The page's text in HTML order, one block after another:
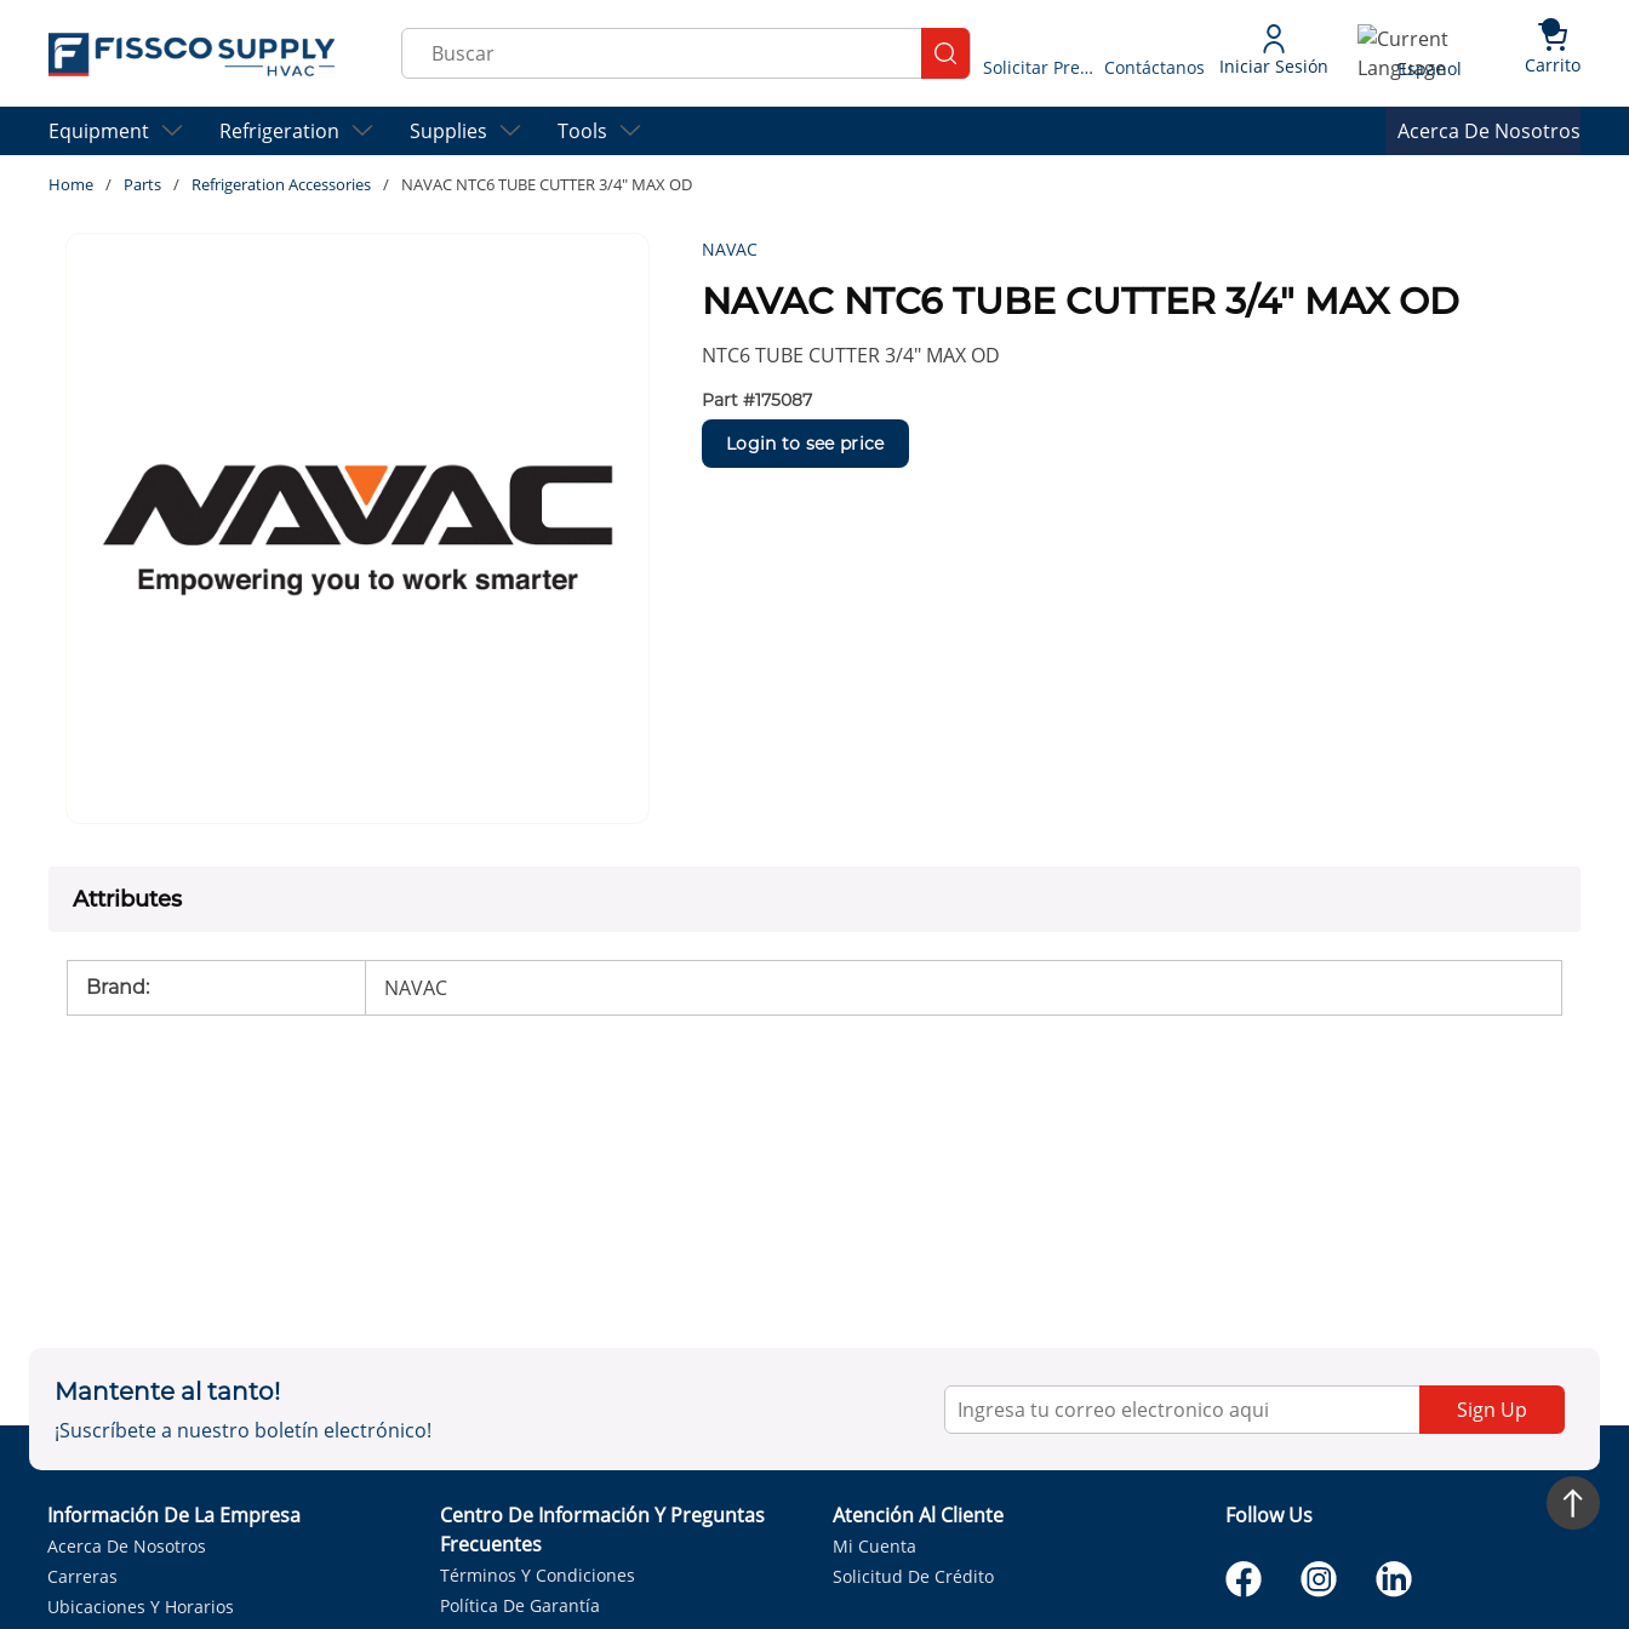
Skip to main content
Site Search
submit search
Solicitar Presupuesto Contáctanos Iniciar Sesión Language
Espanol Carrito{0}
Equipment Refrigeration Supplies Tools Acerca De Nosotros
Home / Parts / Refrigeration Accessories / NAVAC NTC6 TUBE CUTTER 3/4" MAX OD
NAVAC
NAVAC NTC6 TUBE CUTTER 3/4" MAX OD
NTC6 TUBE CUTTER 3/4" MAX OD
Part #175087
Login to see price
Attributes
Brand: NAVAC
Mantente al tanto!
¡Suscríbete a nuestro boletín electrónico!
Sign Up
Información De La Empresa
Acerca De Nosotros
Carreras
Ubicaciones Y Horarios
Centro De Información Y Preguntas
Frecuentes
Términos Y Condiciones
Política De Garantía
Atención Al Cliente
Mi Cuenta
Solicitud De Crédito
Follow Us